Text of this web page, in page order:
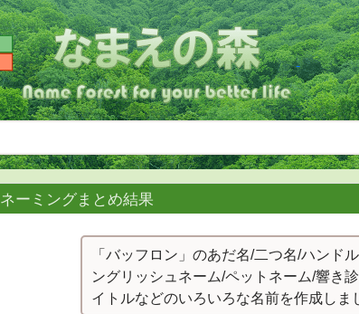
ネーミングまとめ結果
「バッフロン」のあだ名/二つ名/ハンド
ングリッシュネーム/ペットネーム/響き
イトルなどのいろいろな名前を作成しま